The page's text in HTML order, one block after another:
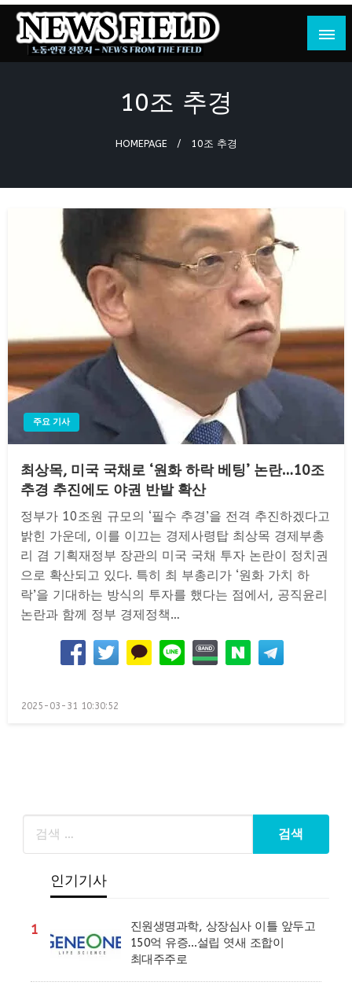
Skip
content
뉴스필드
노동·인권 전문지
10조 추경
HOMEPAGE 10조 추경
주요 기사
최상목, 미국 국채로 ‘원화 하락 베팅’ 논란…10조
추경 추진에도 야권 반발 확산
정부가 10조원 규모의 ‘필수 추경’을 전격 추진하겠다고
밝힌 가운데, 이를 이끄는 경제사령탑 최상목 경제부총
리 겸 기획재정부 장관의 미국 국채 투자 논란이 정치권
으로 확산되고 있다. 특히 최 부총리가 ‘원화 가치 하
락’을 기대하는 방식의 투자를 했다는 점에서, 공직윤리
논란과 함께 정부 경제정책…
Posted
2025-03-31 10:30:52
인기기사
1
진원생명과학, 상장심사 이틀 앞두고
150억 유증…설립 엿새 조합이
최대주주로